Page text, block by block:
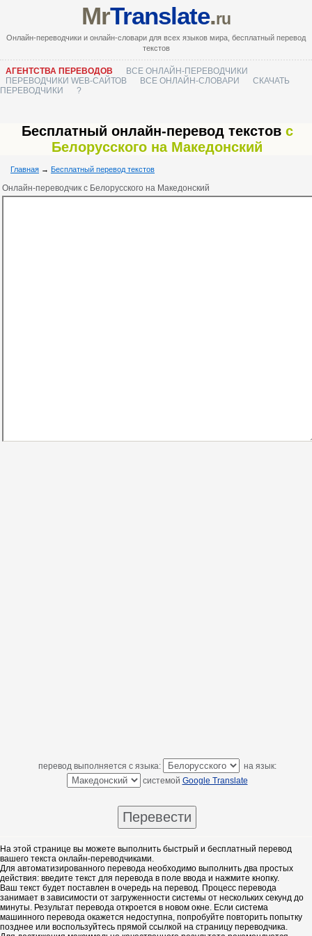
MrTranslate.ru
Онлайн-переводчики и онлайн-словари для всех языков мира, бесплатный перевод
текстов
АГЕНТСТВА ПЕРЕВОДОВ
ВСЕ ОНЛАЙН-ПЕРЕВОДЧИКИ
ПЕРЕВОДЧИКИ WEB-САЙТОВ
ВСЕ ОНЛАЙН-СЛОВАРИ
СКАЧАТЬ
ПЕРЕВОДЧИКИ
?
Бесплатный онлайн-перевод текстов с
Белорусского на Македонский
Главная → Бесплатный перевод текстов
Онлайн-переводчик с Белорусского на Македонский
перевод выполняется с языка:
на язык:
системой Google Translate
На этой странице вы можете выполнить быстрый и бесплатный перевод
вашего текста онлайн-переводчиками.
Для автоматизированного перевода необходимо выполнить два простых
действия: введите текст для перевода в поле ввода и нажмите кнопку.
Ваш текст будет поставлен в очередь на перевод. Процесс перевода
занимает в зависимости от загруженности системы от нескольких секунд до
минуты. Результат перевода откроется в новом окне. Если система
машинного перевода окажется недоступна, попробуйте повторить попытку
позднее или воспользуйтесь прямой ссылкой на страницу переводчика.